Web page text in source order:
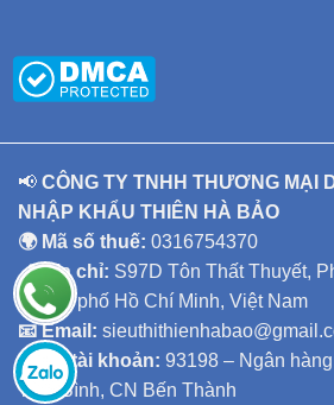
📢 CÔNG TY TNHH THƯƠNG MẠI
NHẬP KHẨU THIÊN HÀ BẢO
🌍 Mã số thuế: 0316754370
📍 Địa chỉ: S97D Tôn Thất Thuyết,
Thành phố Hồ Chí Minh, Việt Nam
📧 Email:
🏦
Số tài khoản: 93198 – Ngân
Thái Bình, CN Bến Thành